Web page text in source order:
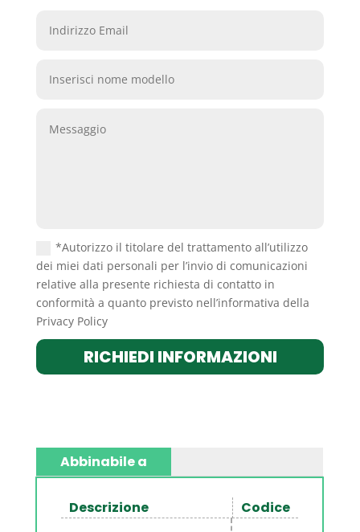
*Autorizzo il titolare del trattamento all’utilizzo
dei miei dati personali per l’invio di comunicazioni
relative alla presente richiesta di contatto in
conformità a quanto previsto nell’informativa della
Privacy Policy
RICHIEDI INFORMAZIONI
Abbinabile a
Descrizione Codice